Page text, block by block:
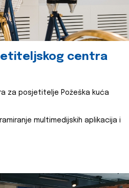
centra
za posjetitelje Požeška kuća
multimedijskih aplikacija i